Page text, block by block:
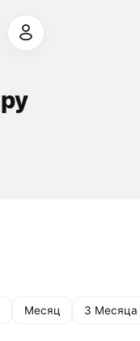
Месяц 3 Месяца